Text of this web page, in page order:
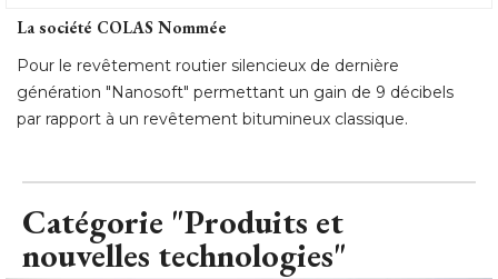
La société COLAS Nommée
Pour le revêtement routier silencieux de dernière
génération "Nanosoft" permettant un gain de 9 décibels
par rapport à un revêtement bitumineux classique.
Catégorie "Produits et
nouvelles technologies"